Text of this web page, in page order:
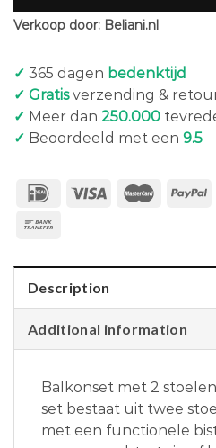
Verkoop door: Beliani.nl
✓ 365 dagen bedenktijd
✓ Gratisverzending &
✓ Meer dan 250.000
✓ Beoordeeld met een 9.5
Description
Additional information
Balkonset met 2
set bestaat uit twee
met een functionele